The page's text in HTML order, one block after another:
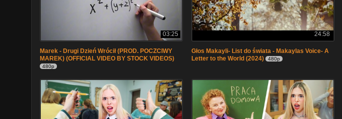
03:25
Marek - Drugi Dzień Wrócił (PROD. POCZCIWY
MAREK) (OFFICIAL VIDEO BY STOCK VIDEOS)
480p
24:58
Głos Makayli- List do świata - Makaylas Voice- A
Letter to the World (2024)
480p